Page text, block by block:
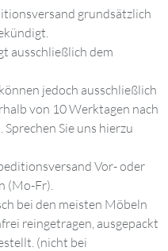
grundsätzlich
ausschließlich dem
jedoch ausschließlich
von 10 Werktagen nach
Sie uns hierzu
Vor- oder
(Mo-Fr).
bei den meisten Möbeln
reingetragen, ausgepackt
(nicht bei